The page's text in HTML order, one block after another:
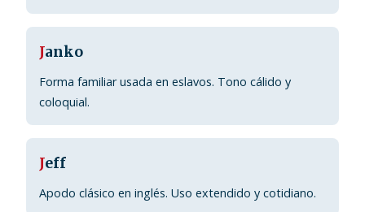
Janko
Forma familiar usada en eslavos. Tono cálido y
coloquial.
Jeff
Apodo clásico en inglés. Uso extendido y cotidiano.